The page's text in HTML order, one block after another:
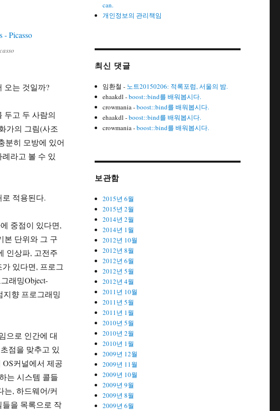
오는 것일까?
두고 두 사람의
가의 그림(사조
분히 모방에 있어
라고 볼 수 있
적용된다.
중점이 있다면,
본 단위와 그 구
인상파, 고전주
있다면, 프로그
래밍Object-
지향 프로그래밍
으로 인간에 대
점을 맞추고 있
커널에서 제공
는 시스템 콜들
는, 하드웨어/커
을 목록으로 작
can.
개인정보의 관리책임
최신 댓글
임환철 - 노트20150206: 적록포럼, 서울의 밤.
ehaakdl -boost::bind를 배워봅시다.
crowmania-boost::bind를 배워봅시다.
ehaakdl -boost::bind를 배워봅시다.
crowmania-boost::bind를 배워봅시다.
보관함
2015년 6월
2015년 2월
2014년 2월
2014년 1월
2012년 10월
2012년 8월
2012년 6월
2012년 5월
2012년 4월
2011년 10월
2011년 5월
2011년 1월
2010년 5월
2010년 2월
2010년 1월
2009년 12월
2009년 11월
2009년 10월
2009년 9월
2009년 8월
2009년 6월